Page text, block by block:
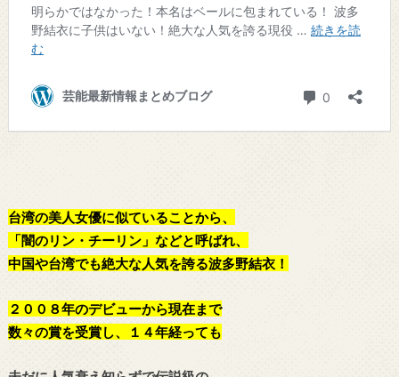
台湾の美人女優に似ていることから、
「闇のリン・チーリン」などと呼ばれ、
中国や台湾でも絶大な人気を誇る波多野結衣！
２００８年のデビューから現在まで
数々の賞を受賞し、１４年経っても